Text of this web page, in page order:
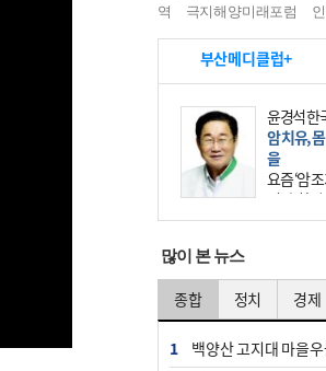
역
극지해양미래포럼
부산메디클럽+
윤경석 한
암 치유,
을
요즘 ‘암
진다. 하
운 함정이
많이 본 뉴스
종합 정치 경제
1
백양산 고지대 마을